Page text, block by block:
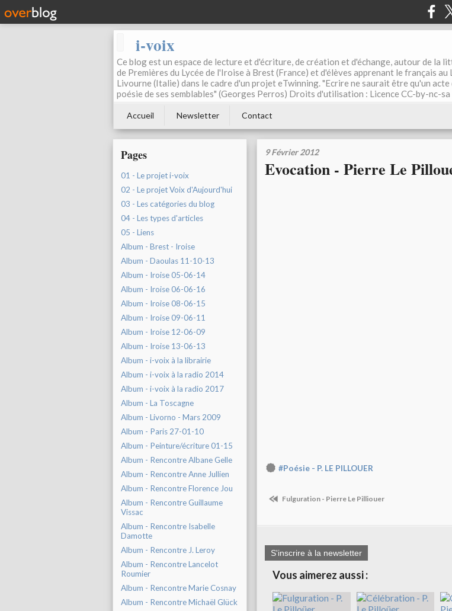
i-voix
Ce blog est un espace de lecture et d'écriture, de création et d'échange, autour de la
de Premières du Lycée de l'Iroise à Brest (France) et d'élèves apprenant le français au
Livourne (Italie) dans le cadre d'un projet eTwinning. "Ecrire ne saurait être qu'un
poésie de ses semblables" (Georges Perros) Droits d'utilisation : Licence CC-by-nc-sa
Accueil Newsletter Contact
Pages
01 - Le projet i-voix
02 - Le projet Voix d'Aujourd'hui
03 - Les catégories du blog
04 - Les types d'articles
05 - Liens
Album - Brest - Iroise
Album - Daoulas 11-10-13
Album - Iroise 05-06-14
Album - Iroise 06-06-16
Album - Iroise 08-06-15
Album - Iroise 09-06-11
Album - Iroise 12-06-09
Album - Iroise 13-06-13
Album - i-voix à la librairie
Album - i-voix à la radio 2014
Album - i-voix à la radio 2017
Album - La Toscagne
Album - Livorno - Mars 2009
Album - Paris 27-01-10
Album - Peinture/écriture 01-15
Album - Rencontre Albane Gelle
Album - Rencontre Anne Jullien
Album - Rencontre Florence Jou
Album - Rencontre Guillaume
Vissac
Album - Rencontre Isabelle
Damotte
Album - Rencontre J. Leroy
Album - Rencontre Lancelot
Roumier
Album - Rencontre Marie Cosnay
Album - Rencontre Michaël Glück
9 Février 2012
Evocation - Pierre Le
#Poésie - P. LE PILLOUER
Fulguration - Pierre Le Pilliouer
S'inscrire à la newsletter
Vous aimerez aussi :